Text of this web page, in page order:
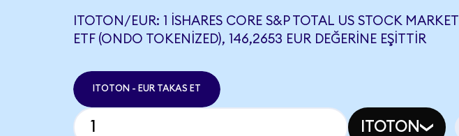
ITOTON/EUR: 1 ISHARES CORE S&P TOTAL US STOCK MARKET
ETF (ONDO TOKENIZED), 146,2653 EUR DEĞERINE EŞITTIR
ITOTON - EUR TAKAS ET
ITOTON